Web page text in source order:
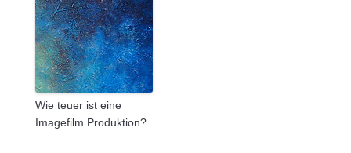
Wie teuer ist eine
Imagefilm Produktion?